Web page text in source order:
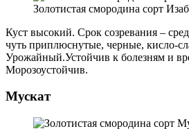
Золотистая смородина сорт
Куст высокий. Срок созревания –
чуть приплюснутые, черные, кисло-
Урожайный.Устойчив к болезням и
Морозоустойчив.
Мускат